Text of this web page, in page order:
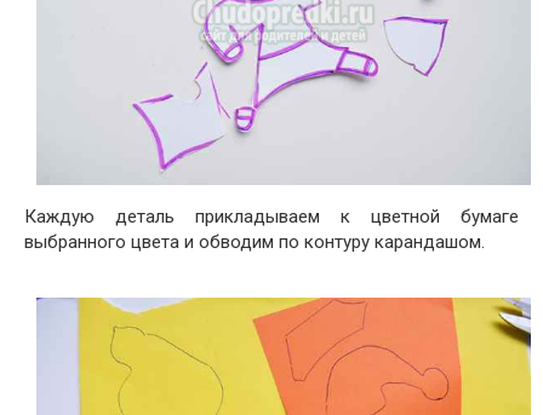
Каждую деталь прикладываем к цветной бумаге
выбранного цвета и обводим по контуру карандашом.